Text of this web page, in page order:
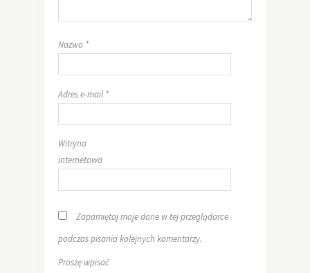
Nazwa *
Adres e-mail *
Witryna
internetowa
Zapamiętaj moje dane w tej przeglądarce
podczas pisania kolejnych komentarzy.
Proszę wpisać